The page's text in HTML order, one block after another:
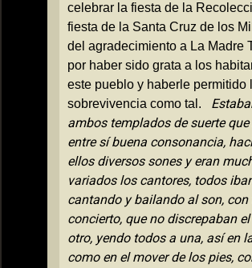
celebrar la fiesta de la
fiesta de la Santa Cruz de los
del agradecimiento a La Madre
por haber sido grata a los
este pueblo y haberle permitido
sobrevivencia como tal.
ambos templados de suerte
entre sí buena consonancia,
ellos diversos sones y eran
variados los cantores, todos
cantando y bailando al son, con
concierto, que no discrepaban
otro, yendo todos a una, así en
como en el mover de los pies,